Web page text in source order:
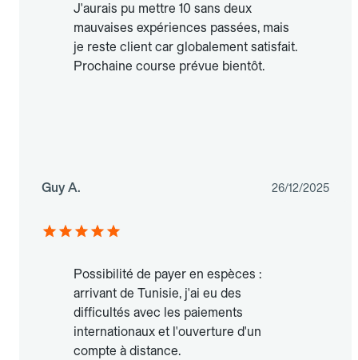
J'aurais pu mettre 10 sans deux
mauvaises expériences passées, mais
je reste client car globalement satisfait.
Prochaine course prévue bientôt.
Guy A. 26/12/2025
Possibilité de payer en espèces :
arrivant de Tunisie, j'ai eu des
difficultés avec les paiements
internationaux et l'ouverture d'un
compte à distance.